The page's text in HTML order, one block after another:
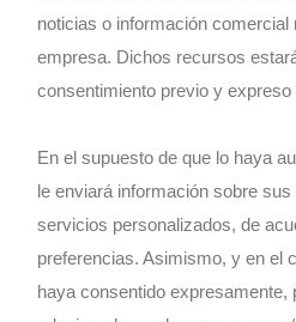
noticias o información comercial
empresa. Dichos recursos
consentimiento previo y expreso
En el supuesto de que lo haya
le enviará información sobre
servicios personalizados, de
preferencias. Asimismo, y en el
haya consentido expresamente,